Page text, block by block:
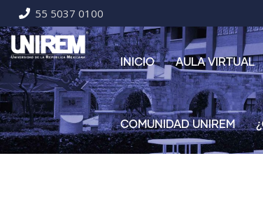
55 5037 0100
INICIO AULA VIRTUAL
COMUNIDAD UNIREM